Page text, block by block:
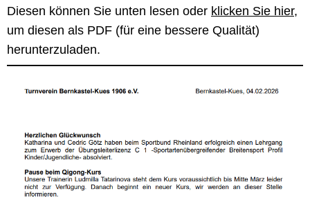
Diesen können Sie unten lesen oder klicken Sie hier,
um diesen als PDF (für eine bessere Qualität)
herunterzuladen.